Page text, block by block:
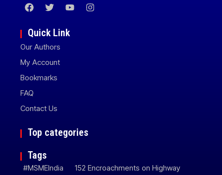
Quick Link
Our Authors
My Account
Bookmarks
FAQ
Contact Us
Top categories
Tags
#MSMEIndia 152 Encroachments on Highway